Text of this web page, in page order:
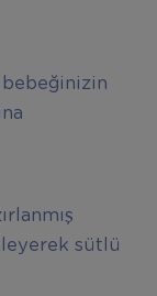
sütlü